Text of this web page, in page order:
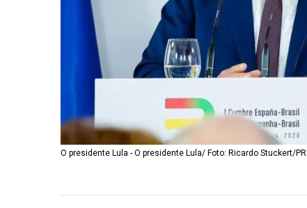
O presidente Lula - O presidente Lula/ Foto: Ricardo Stuckert/PR